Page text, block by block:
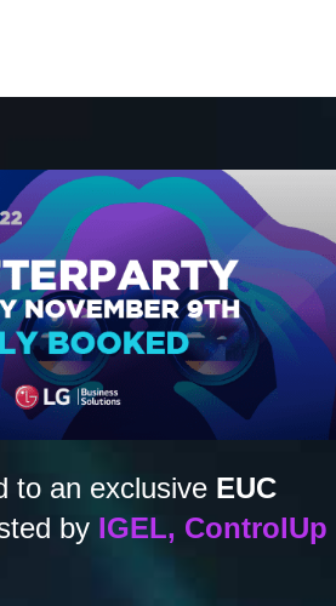
to an exclusive EUC
by IGEL, ControlUp